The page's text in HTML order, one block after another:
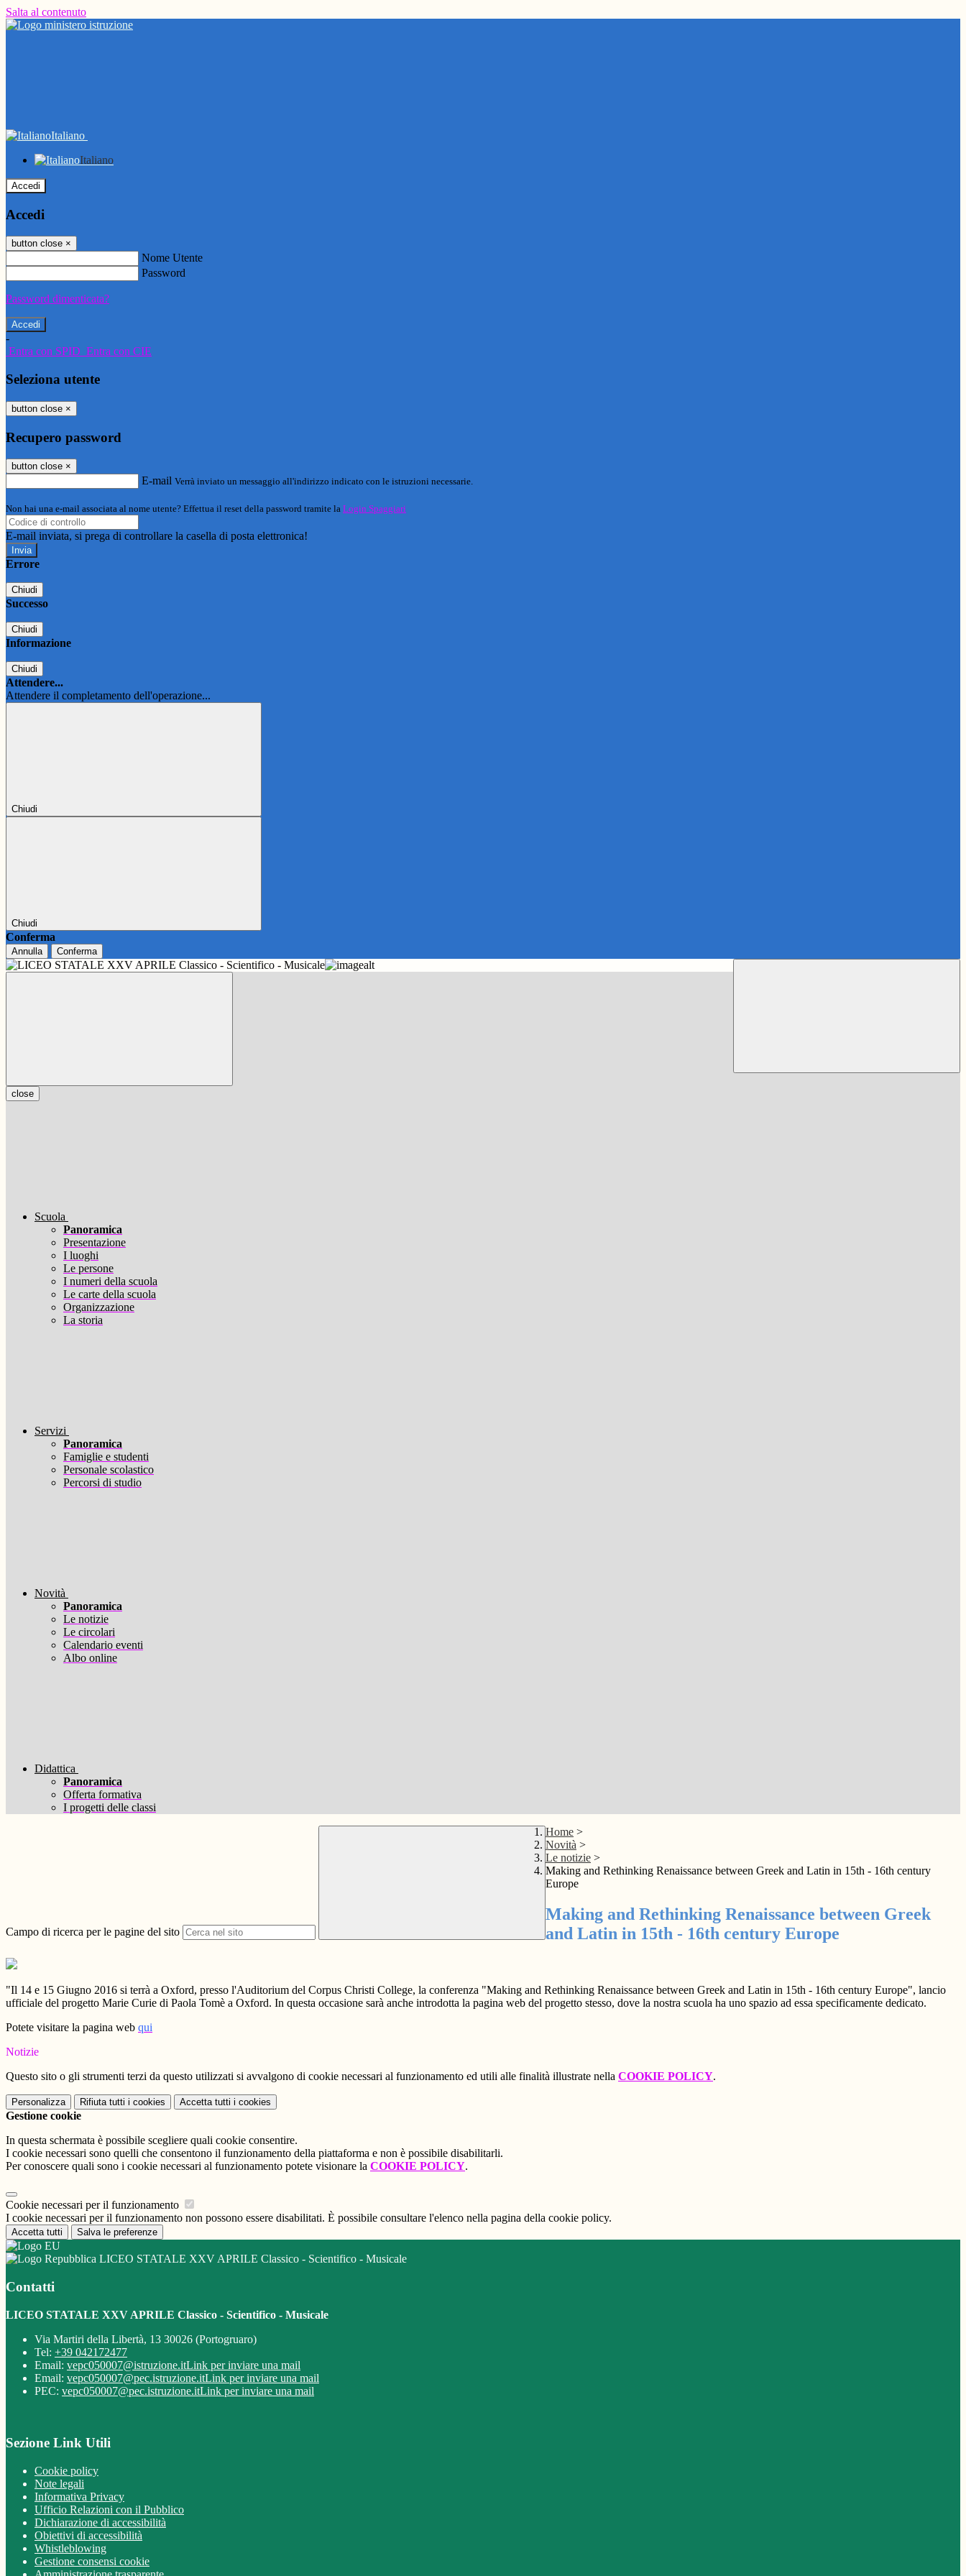
Salta al contenuto
Italiano
Italiano
Accedi
Accedi
button close ×
Nome Utente
Password
Password dimenticata?
-
Entra con SPID Entra con CIE
Seleziona utente
button close ×
Recupero password
button close ×
E-mail Verrà inviato un messaggio all'indirizzo indicato con le istruzioni necessarie.
Non hai una e-mail associata al nome utente? Effettua il reset della password tramite la Login Spaggiari
E-mail inviata, si prega di controllare la casella di posta elettronica!
Errore
Chiudi
Successo
Chiudi
Informazione
Chiudi
Attendere...
Attendere il completamento dell'operazione...
Chiudi
Chiudi
Conferma
Annulla Conferma
close
Scuola
Panoramica
Presentazione
I luoghi
Le persone
I numeri della scuola
Le carte della scuola
Organizzazione
La storia
Servizi
Panoramica
Famiglie e studenti
Personale scolastico
Percorsi di studio
Novità
Panoramica
Le notizie
Le circolari
Calendario eventi
Albo online
Didattica
Panoramica
Offerta formativa
I progetti delle classi
Campo di ricerca per le pagine del sito
Home >
Novità >
Le notizie >
Making and Rethinking Renaissance between Greek and Latin in 15th - 16th century
Europe
Making and Rethinking Renaissance between Greek
and Latin in 15th - 16th century Europe
"Il 14 e 15 Giugno 2016 si terrà a Oxford, presso l'Auditorium del Corpus Christi College, la conferenza "Making and Rethinking Renaissance between Greek and Latin in 15th - 16th century Europe", lancio
ufficiale del progetto Marie Curie di Paola Tomè a Oxford. In questa occasione sarà anche introdotta la pagina web del progetto stesso, dove la nostra scuola ha uno spazio ad essa specificamente dedicato.
Potete visitare la pagina web qui
Notizie
Questo sito o gli strumenti terzi da questo utilizzati si avvalgono di cookie necessari al funzionamento ed utili alle finalità illustrate nella COOKIE POLICY.
Personalizza Rifiuta tutti i cookies Accetta tutti i cookies
Gestione cookie
In questa schermata è possibile scegliere quali cookie consentire.
I cookie necessari sono quelli che consentono il funzionamento della piattaforma e non è possibile disabilitarli.
Per conoscere quali sono i cookie necessari al funzionamento potete visionare la COOKIE POLICY.
Cookie necessari per il funzionamento
I cookie necessari per il funzionamento non possono essere disabilitati. È possibile consultare l'elenco nella pagina della cookie policy.
Accetta tutti Salva le preferenze
LICEO STATALE XXV APRILE Classico - Scientifico - Musicale
Contatti
LICEO STATALE XXV APRILE Classico - Scientifico - Musicale
Via Martiri della Libertà, 13 30026 (Portogruaro)
Tel: +39 042172477
Email: vepc050007@istruzione.itLink per inviare una mail
Email: vepc050007@pec.istruzione.itLink per inviare una mail
PEC: vepc050007@pec.istruzione.itLink per inviare una mail
Sezione Link Utili
Cookie policy
Note legali
Informativa Privacy
Ufficio Relazioni con il Pubblico
Dichiarazione di accessibilità
Obiettivi di accessibilità
Whistleblowing
Gestione consensi cookie